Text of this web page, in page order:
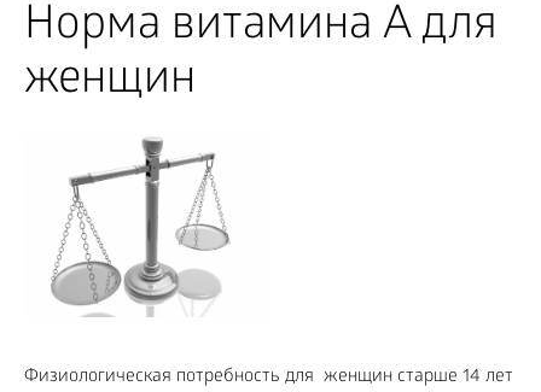
Норма витамина A для
женщин
Физиологическая потребность для женщин старше 14 лет